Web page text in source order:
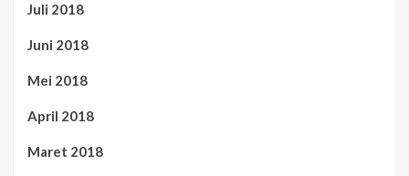
Juli 2018
Juni 2018
Mei 2018
April 2018
Maret 2018